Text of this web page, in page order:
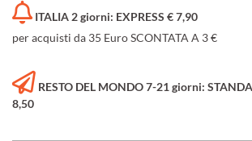
ITALIA 2 giorni: EXPRESS € 7,90
per acquisti da 35 Euro SCONTATA A 3 €
RESTO DEL MONDO 7-21 giorni:
8,50